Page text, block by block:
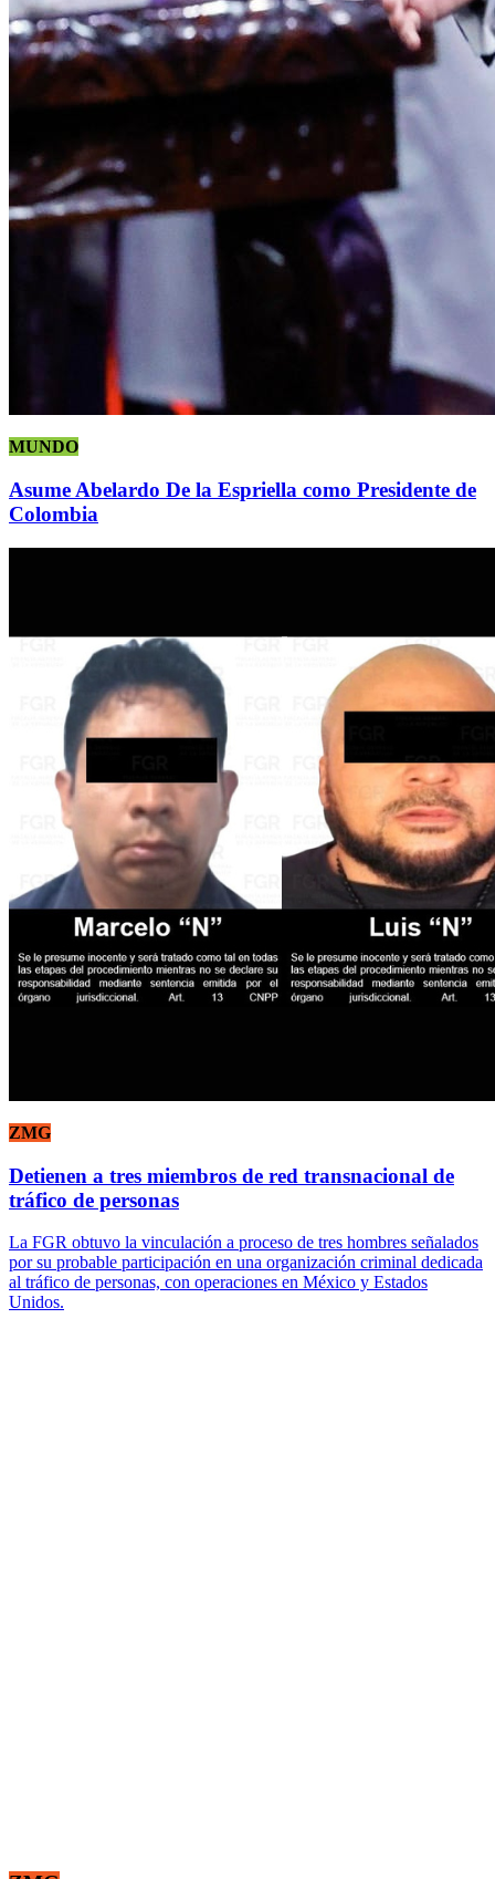
MUNDO
Asume Abelardo De la Espriella como Presidente de
Colombia
ZMG
Detienen a tres miembros de red transnacional de
tráfico de personas
La FGR obtuvo la vinculación a proceso de tres hombres señalados
por su probable participación en una organización criminal dedicada
al tráfico de personas, con operaciones en México y Estados
Unidos.